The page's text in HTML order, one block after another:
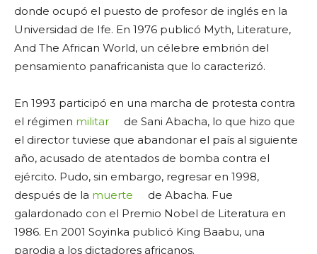
donde ocupó el puesto de profesor de inglés en la
Universidad de Ife. En 1976 publicó Myth, Literature,
And The African World, un célebre embrión del
pensamiento panafricanista que lo caracterizó.
En 1993 participó en una marcha de protesta contra
el régimen militar
de Sani Abacha, lo que hizo que
el director tuviese que abandonar el país al siguiente
año, acusado de atentados de bomba contra el
ejército. Pudo, sin embargo, regresar en 1998,
después de la muerte
de Abacha. Fue
galardonado con el Premio Nobel de Literatura en
1986. En 2001 Soyinka publicó King Baabu, una
parodia a los dictadores africanos.